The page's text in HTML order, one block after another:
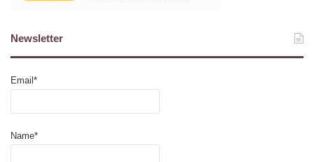
Newsletter
Email*
Name*